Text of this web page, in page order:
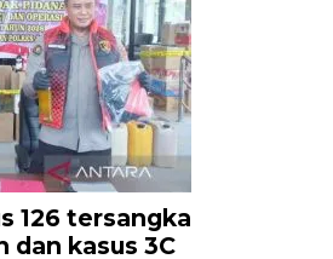
126 tersangka
dan kasus 3C